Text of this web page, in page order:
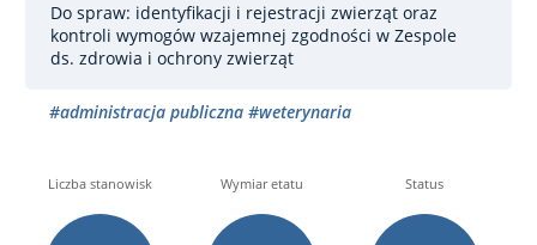
Do spraw: identyfikacji i rejestracji zwierząt oraz
kontroli wymogów wzajemnej zgodności w Zespole
ds. zdrowia i ochrony zwierząt
#administracja publiczna #weterynaria
Liczba stanowisk Wymiar etatu Status